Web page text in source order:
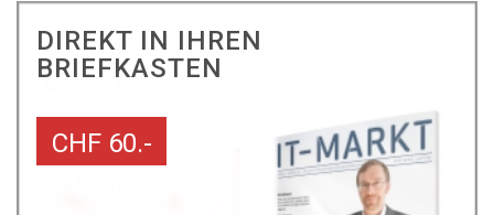
DIREKT IN IHREN
BRIEFKASTEN
CHF 60.-